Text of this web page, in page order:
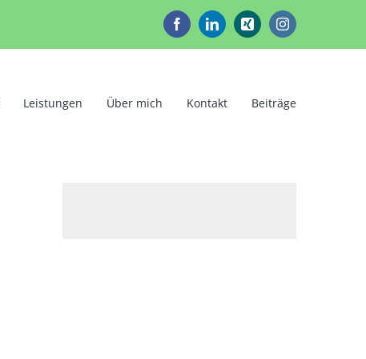
FacebookLinkedInXing Instagram
Leistungen Über mich Kontakt Beiträge